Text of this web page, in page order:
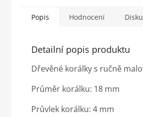
Popis Hodnocení
Detailní popis produktu
Dřevěné korálky s ručně
Průměr korálku: 18 mm
Průvlek korálku: 4 mm